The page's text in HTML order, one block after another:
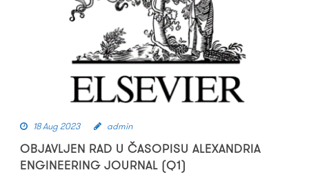
18 Aug 2023 admin
OBJAVLJEN RAD U ČASOPISU ALEXANDRIA
ENGINEERING JOURNAL (Q1)